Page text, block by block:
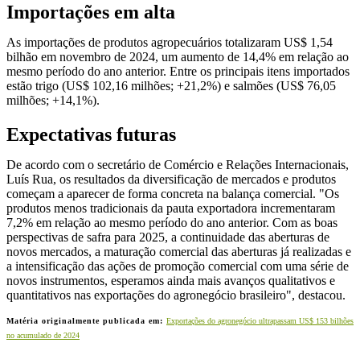
Importações em alta
As importações de produtos agropecuários totalizaram US$ 1,54
bilhão em novembro de 2024, um aumento de 14,4% em relação ao
mesmo período do ano anterior. Entre os principais itens importados
estão trigo (US$ 102,16 milhões; +21,2%) e salmões (US$ 76,05
milhões; +14,1%).
Expectativas futuras
De acordo com o secretário de Comércio e Relações Internacionais,
Luís Rua, os resultados da diversificação de mercados e produtos
começam a aparecer de forma concreta na balança comercial. "Os
produtos menos tradicionais da pauta exportadora incrementaram
7,2% em relação ao mesmo período do ano anterior. Com as boas
perspectivas de safra para 2025, a continuidade das aberturas de
novos mercados, a maturação comercial das aberturas já realizadas e
a intensificação das ações de promoção comercial com uma série de
novos instrumentos, esperamos ainda mais avanços qualitativos e
quantitativos nas exportações do agronegócio brasileiro", destacou.
Matéria originalmente publicada em: Exportações do agronegócio ultrapassam US$ 153 bilhões
no acumulado de 2024